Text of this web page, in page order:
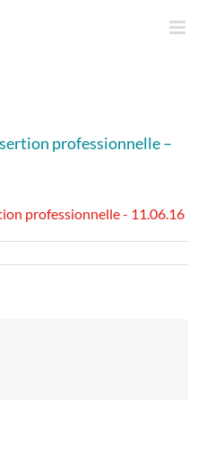
professionnelle –
professionnelle - 11.06.16